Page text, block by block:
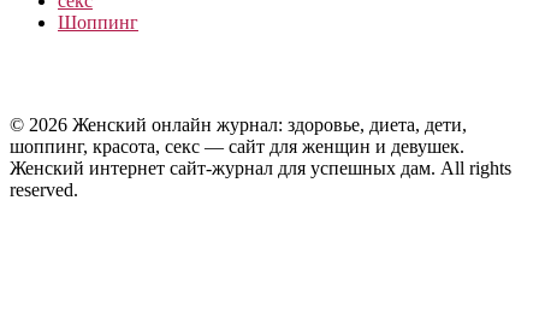
Шоппинг
© 2026 Женский онлайн журнал: здоровье, диета, дети,
шоппинг, красота, секс — сайт для женщин и девушек.
Женский интернет сайт-журнал для успешных дам. All rights
reserved.